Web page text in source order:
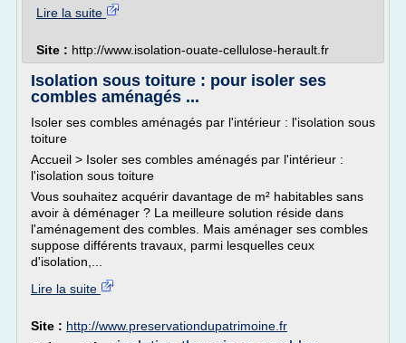
Lire la suite
Site : http://www.isolation-ouate-cellulose-herault.fr
Isolation sous toiture : pour isoler ses
combles aménagés ...
Isoler ses combles aménagés par l'intérieur : l'isolation sous
toiture
Accueil > Isoler ses combles aménagés par l'intérieur :
l'isolation sous toiture
Vous souhaitez acquérir davantage de m² habitables sans
avoir à déménager ? La meilleure solution réside dans
l'aménagement des combles. Mais aménager ses combles
suppose différents travaux, parmi lesquelles ceux
d'isolation,...
Lire la suite
Site : http://www.preservationdupatrimoine.fr